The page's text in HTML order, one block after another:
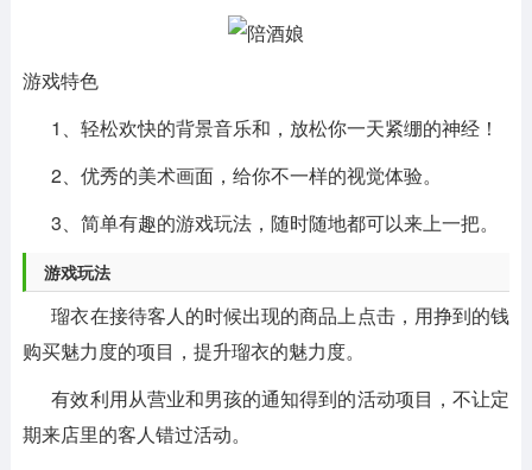
游戏特色
1、轻松欢快的背景音乐和，放松你一天紧绷的神经！
2、优秀的美术画面，给你不一样的视觉体验。
3、简单有趣的游戏玩法，随时随地都可以来上一把。
游戏玩法
瑠衣在接待客人的时候出现的商品上点击，用挣到的钱
购买魅力度的项目，提升瑠衣的魅力度。
有效利用从营业和男孩的通知得到的活动项目，不让定
期来店里的客人错过活动。